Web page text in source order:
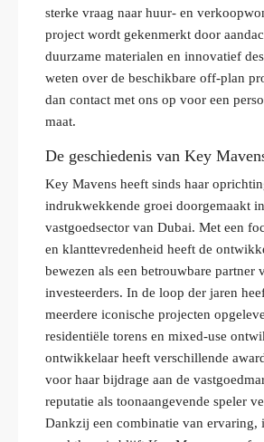
sterke vraag naar huur- en
project wordt gekenmerkt door
duurzame materialen en innovatief
weten over de beschikbare off-plan
dan contact met ons op voor een
maat.
De geschiedenis van Key
Key Mavens heeft sinds haar
indrukwekkende groei doorgemaakt
vastgoedsector van Dubai. Met een
en klanttevredenheid heeft de
bewezen als een betrouwbare partner
investeerders. In de loop der jaren
meerdere iconische projecten
residentiële torens en mixed-use
ontwikkelaar heeft verschillende
voor haar bijdrage aan de
reputatie als toonaangevende speler
Dankzij een combinatie van ervaring,